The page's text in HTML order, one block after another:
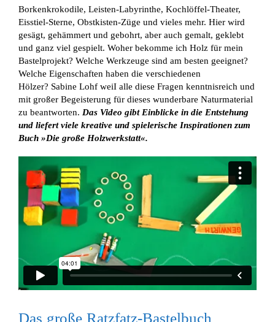
Borkenkrokodile, Leisten-Labyrinthe, Kochlöffel-Theater,
Eisstiel-Sterne, Obstkisten-Züge und vieles mehr. Hier wird
gesägt, gehämmert und gebohrt, aber auch gemalt, geklebt
und ganz viel gespielt. Woher bekomme ich Holz für mein
Bastelprojekt? Welche Werkzeuge sind am besten geeignet?
Welche Eigenschaften haben die verschiedenen
Hölzer? Sabine Lohf weiІ alle diese Fragen kenntnisreich und
mit großer Begeisterung für dieses wunderbare Naturmaterial
zu beantworten. Das Video gibt Einblicke in die Entstehung
und liefert viele kreative und spielerische Inspirationen zum
Buch »Die große Holzwerkstatt«.
Das große Ratzfatz-Bastelbuch